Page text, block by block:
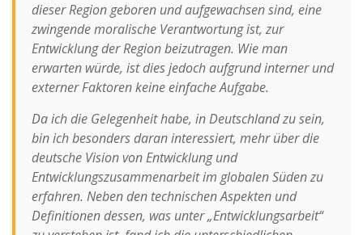
dieser Region geboren und aufgewachsen sind, eine
zwingende moralische Verantwortung ist, zur
Entwicklung der Region beizutragen. Wie man
erwarten würde, ist dies jedoch aufgrund interner und
externer Faktoren keine einfache Aufgabe.
Da ich die Gelegenheit habe, in Deutschland zu sein,
bin ich besonders daran interessiert, mehr über die
deutsche Vision von Entwicklung und
Entwicklungszusammenarbeit im globalen Süden zu
erfahren. Neben den technischen Aspekten und
Definitionen dessen, was unter „Entwicklungsarbeit“